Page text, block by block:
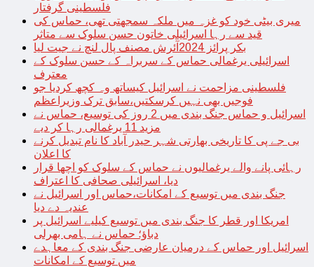
فلسطینی گرفتار
میری بیٹی خود کو غزہ میں ملکہ سمجھتی تھی، حماس کی
قید سے رہا اسرائیلی خاتون حسن سلوک سے متاثر
بکر پرائز 2024آئرش مصنف پال لنچ نے جیت لیا
اسرائیلی یرغمالی حماس کے سربراہ کے حسن سلوک کے
معترف
فلسطینی مزاحمت نے اسرائیل کیساتھ وہ کچھ کردیا جو
فوجیں بھی نہیں کرسکتیں،سابق ترک وزیراعظم
اسرائیل و حماس جنگ بندی میں 2 روز کی توسیع، حماس نے
مزید 11 یرغمالی رہا کر دیے
بی جے پی کا تاریخی بھارتی شہر حیدر آباد کا نام تبدیل کرنے
کا اعلان
رہائی پانے والے یرغمالیوں نے حماس کے سلوک کو اچھا قرار
دیا، اسرائیلی صحافی کا اعتراف
جنگ بندی میں توسیع کے امکانات،حماس اور اسرائیل نے
عندیہ دے دیا
امریکا اور قطر کا جنگ بندی میں توسیع کیلیے اسرائیل پر
دباؤ؛ حماس نے ہامی بھرلی
اسرائیل اور حماس کے درمیان عارضی جنگ بندی کے معاہدے
میں توسیع کے امکانات